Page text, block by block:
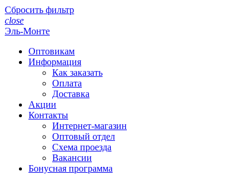
Сбросить фильтр
close
Эль-Монте
Оптовикам
Информация
Как заказать
Оплата
Доставка
Акции
Контакты
Интернет-магазин
Оптовый отдел
Схема проезда
Вакансии
Бонусная программа